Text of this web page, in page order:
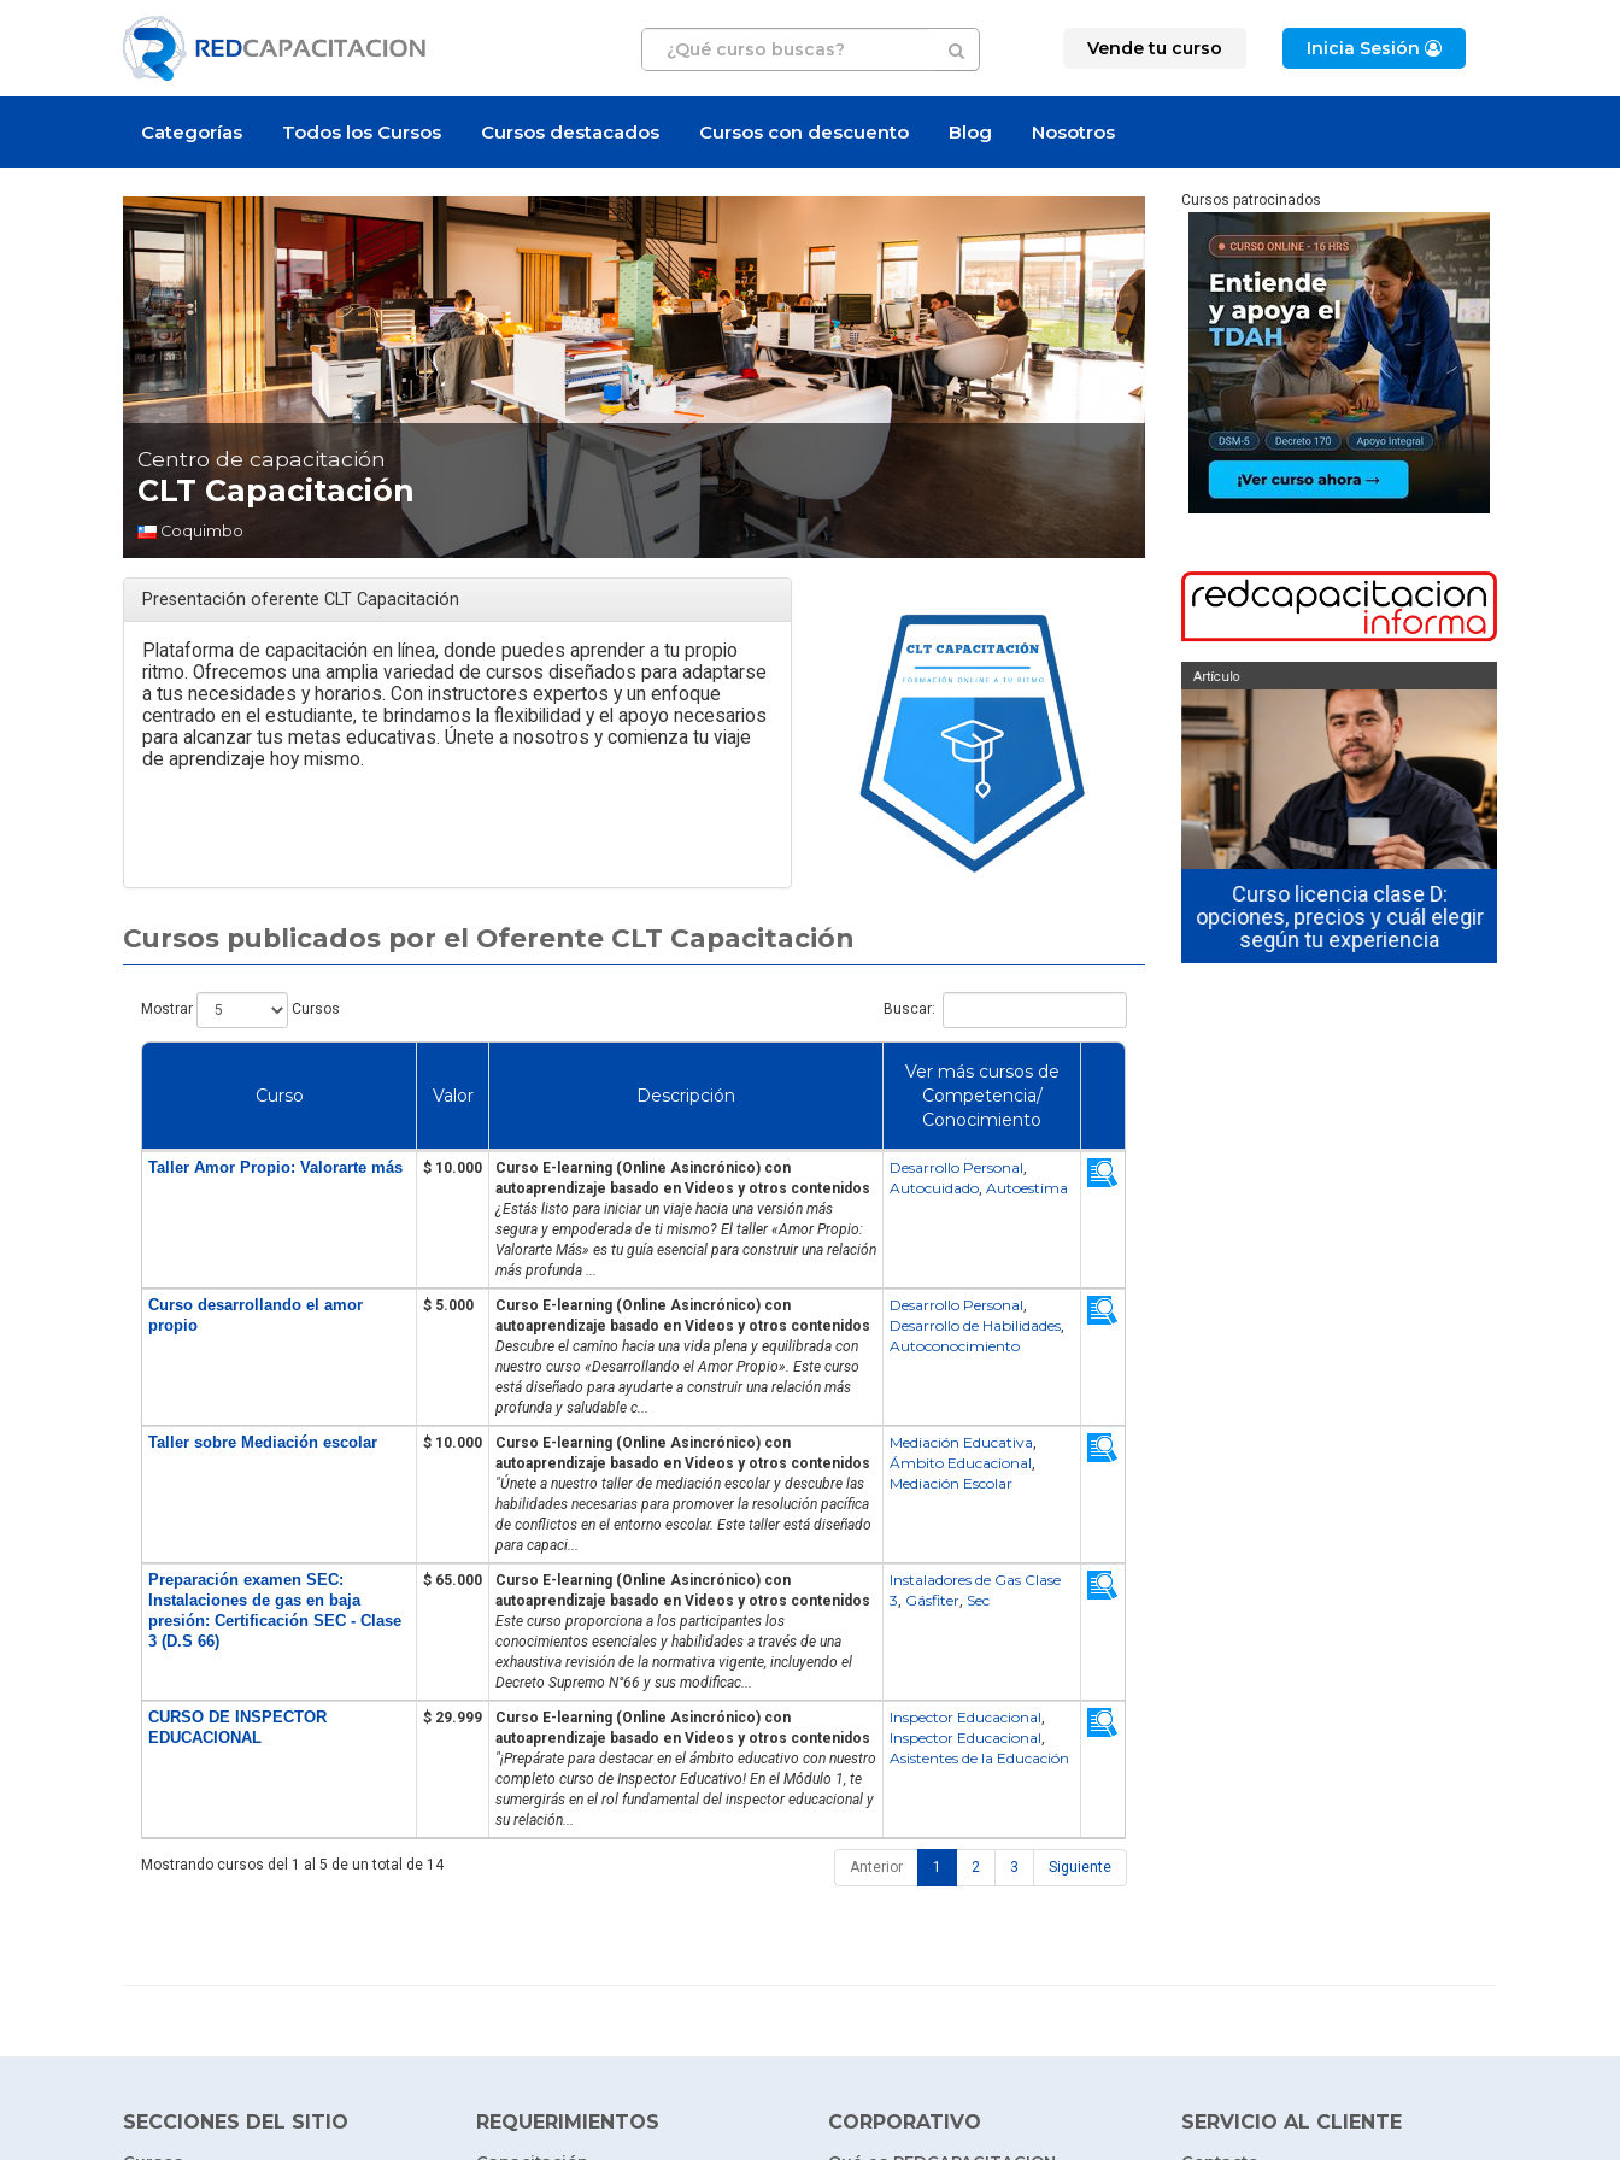
Vende tu curso Inicia Sesión
Categorías Todos los Cursos Cursos destacados Cursos con descuento Blog Nosotros
Centro de capacitación
CLT Capacitación
Coquimbo
Presentación oferente CLT Capacitación
Plataforma de capacitación en línea, donde puedes aprender a tu propio
ritmo. Ofrecemos una amplia variedad de cursos diseñados para adaptarse
a tus necesidades y horarios. Con instructores expertos y un enfoque
centrado en el estudiante, te brindamos la flexibilidad y el apoyo necesarios
para alcanzar tus metas educativas. Únete a nosotros y comienza tu viaje
de aprendizaje hoy mismo.
Cursos publicados por el Oferente CLT Capacitación
Mostrar Cursos Buscar:
Curso Valor Descripción
Ver más cursos de
Competencia/
Conocimiento
Taller Amor Propio: Valorarte más $ 10.000
Curso E-learning (Online Asincrónico) con
autoaprendizaje basado en Videos y otros contenidos
¿Estás listo para iniciar un viaje hacia una versión más
segura y empoderada de ti mismo? El taller «Amor Propio:
Valorarte Más» es tu guía esencial para construir una relación
más profunda ...
Desarrollo Personal
Autocuidado Autoestima
Curso desarrollando el amor
propio
$ 5.000
Curso E-learning (Online Asincrónico) con
autoaprendizaje basado en Videos y otros contenidos
Descubre el camino hacia una vida plena y equilibrada con
nuestro curso «Desarrollando el Amor Propio». Este curso
está diseñado para ayudarte a construir una relación más
profunda y saludable c...
Desarrollo Personal
Desarrollo de Habilidades
Autoconocimiento
Taller sobre Mediación escolar $ 10.000
Curso E-learning (Online Asincrónico) con
autoaprendizaje basado en Videos y otros contenidos
"Únete a nuestro taller de mediación escolar y descubre las
habilidades necesarias para promover la resolución pacífica
de conflictos en el entorno escolar. Este taller está diseñado
para capaci...
Mediación Educativa
Ámbito Educacional
Mediación Escolar
Preparación examen SEC:
Instalaciones de gas en baja
presión: Certificación SEC - Clase
3 (D.S 66)
$ 65.000
Curso E-learning (Online Asincrónico) con
autoaprendizaje basado en Videos y otros contenidos
Este curso proporciona a los participantes los
conocimientos esenciales y habilidades a través de una
exhaustiva revisión de la normativa vigente, incluyendo el
Decreto Supremo N°66 y sus modificac...
Instaladores de Gas Clase
3 Gásfiter Sec
CURSO DE INSPECTOR
EDUCACIONAL
$ 29.999
Curso E-learning (Online Asincrónico) con
autoaprendizaje basado en Videos y otros contenidos
"¡Prepárate para destacar en el ámbito educativo con nuestro
completo curso de Inspector Educativo! En el Módulo 1, te
sumergirás en el rol fundamental del inspector educacional y
su relación...
Inspector Educacional
Inspector Educacional
Asistentes de la Educación
Mostrando cursos del 1 al 5 de un total de 14 Anterior 1 2 3 Siguiente
Cursos patrocinados
Industrial en Chile: qué incluye,
cuesta
Artículo Artículo
Curso licencia clase D:
opciones, precios y cuál elegir
según tu experiencia
Artículo
SECCIONES DEL SITIO REQUERIMIENTOS CORPORATIVO SERVICIO AL CLIENTE